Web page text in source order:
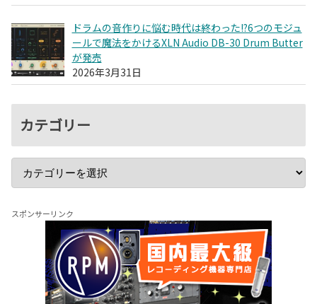
ドラムの音作りに悩む時代は終わった!?6つのモジュ
ールで魔法をかけるXLN Audio DB-30 Drum Butter
が発売
2026年3月31日
カテゴリー
スポンサーリンク